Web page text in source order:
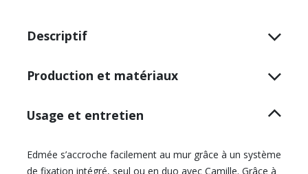
Descriptif
Production et matériaux
Usage et entretien
Edmée s’accroche facilement au mur grâce à un système
de fixation intégré, seul ou en duo avec Camille. Grâce à